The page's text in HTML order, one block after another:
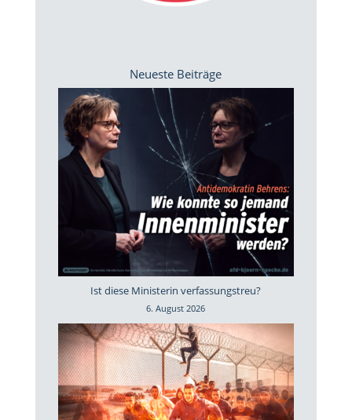
Neueste Beiträge
Ist diese Ministerin verfassungstreu?
6. August 2026